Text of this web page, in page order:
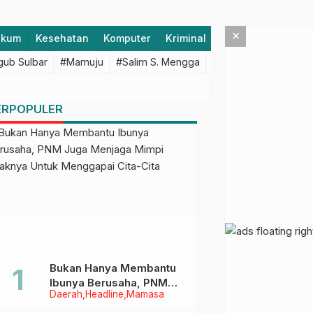
Kesehatan Komputer Kriminal Lifestyle
Sulbar #Mamuju #Salim S. Mengga
Daerah Headline Mamasa
Bukan Hanya Membantu
Ibunya Berusaha, PNM
Juga Menjaga Mimpi
×